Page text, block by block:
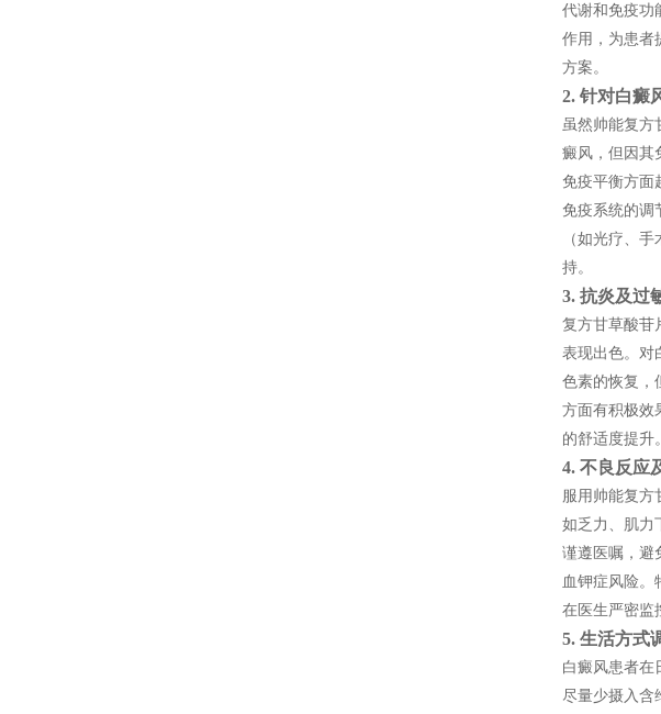
代谢和免疫功
作用，为患者
方案。
2. 针对白癜
虽然帅能复方
癜风，但因其
免疫平衡方面
免疫系统的调
（如光疗、
持。
3. 抗炎及过
复方甘草酸苷
表现出色。对
色素的恢复，
方面有积极效
的舒适度提升。
4. 不良反应
服用帅能复方
如乏力、肌力
谨遵医嘱，避
血钾症风险。
在医生严密监
5. 生活方式
白癜风患者在
尽量少摄入含